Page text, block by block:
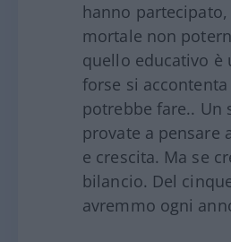
hanno
mortale non
quello educativo è
forse si
potrebbe fare.. Un
provate a pensare
e crescita. Ma se
bilancio. Del
avremmo ogni